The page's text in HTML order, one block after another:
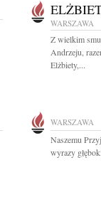
WARSZAWA
Z wielkim
Andrzeju,
Elżbiety,...
WARSZAWA
Naszemu
wyrazy